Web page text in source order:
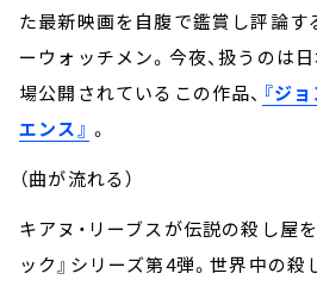
た最新映画を自腹で鑑賞し評論す
ーウォッチメン。今夜、扱うのは
場公開されているこの作品、 『ジ
エンス』 。
（曲が流れる）
キアヌ・リーブスが伝説の殺し屋を
ック』シリーズ第4弾。世界中の殺